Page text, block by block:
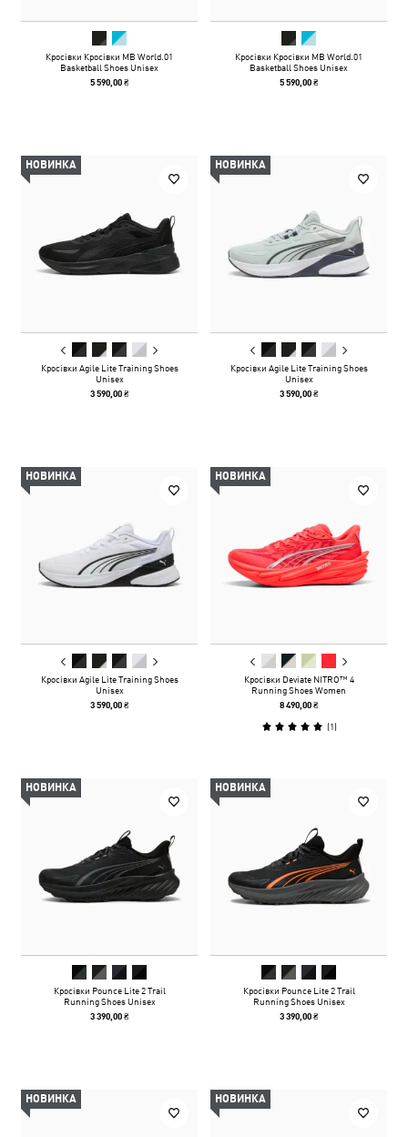
Кросівки Кросівки MB World.01
Basketball Shoes Unisex
5 590,00 ₴
Кросівки Кросівки MB World.01
Basketball Shoes Unisex
5 590,00 ₴
НОВИНКА
Кросівки Agile Lite Training Shoes
Unisex
3 590,00 ₴
НОВИНКА
Кросівки Agile Lite Training Shoes
Unisex
3 590,00 ₴
НОВИНКА
Кросівки Agile Lite Training Shoes
Unisex
3 590,00 ₴
НОВИНКА
Кросівки Deviate NITRO™ 4
Running Shoes Women
8 490,00 ₴
(1)
НОВИНКА
Кросівки Pounce Lite 2 Trail
Running Shoes Unisex
3 390,00 ₴
НОВИНКА
Кросівки Pounce Lite 2 Trail
Running Shoes Unisex
3 390,00 ₴
НОВИНКА НОВИНКА